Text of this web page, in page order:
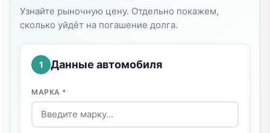
Узнайте рыночную цену. Отдельно покажем,
сколько уйдёт на погашение долга.
1 Данные автомобиля
МАРКА *